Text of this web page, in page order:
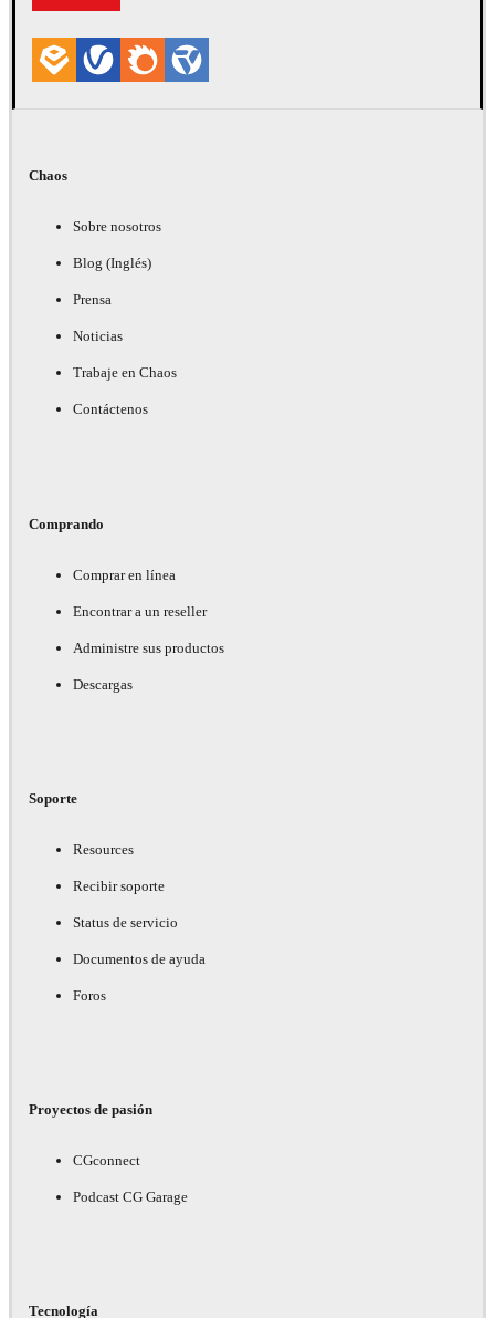
Chaos
Sobre nosotros
Blog (Inglés)
Prensa
Noticias
Trabaje en Chaos
Contáctenos
Comprando
Comprar en línea
Encontrar a un reseller
Administre sus productos
Descargas
Soporte
Resources
Recibir soporte
Status de servicio
Documentos de ayuda
Foros
Proyectos de pasión
CGconnect
Podcast CG Garage
Tecnología